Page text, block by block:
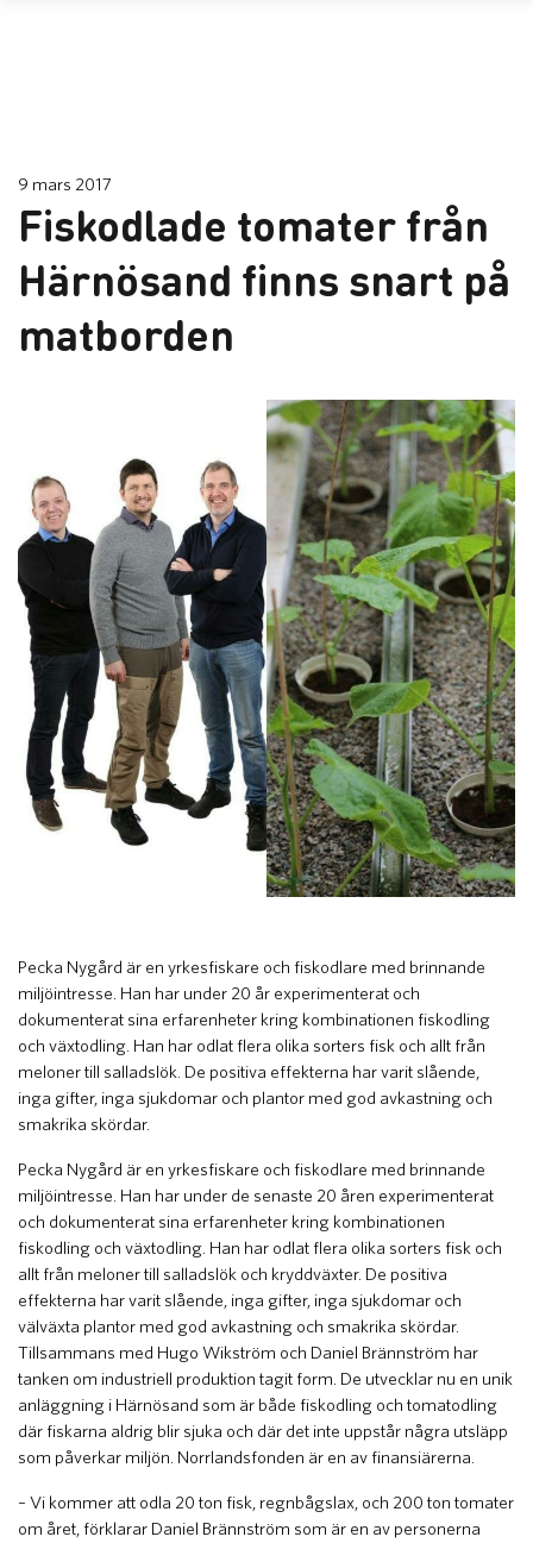
9 mars 2017
Fiskodlade tomater från
Härnösand finns snart på
matborden
​Pecka Nygård är en yrkesfiskare och fiskodlare med brinnande
miljöintresse. Han har under 20 år experimenterat och
dokumenterat sina erfarenheter kring kombinationen fiskodling
och växtodling. Han har odlat flera olika sorters fisk och allt från
meloner till salladslök. De positiva effekterna har varit slående,
inga gifter, inga sjukdomar och plantor med god avkastning och
smakrika skördar.
Pecka Nygård är en yrkesfiskare och fiskodlare med brinnande
miljöintresse. Han har under de senaste 20 åren experimenterat
och dokumenterat sina erfarenheter kring kombinationen
fiskodling och växtodling. Han har odlat flera olika sorters fisk och
allt från meloner till salladslök och kryddväxter. De positiva
effekterna har varit slående, inga gifter, inga sjukdomar och
välväxta plantor med god avkastning och smakrika skördar.
Tillsammans med Hugo Wikström och Daniel Brännström har
tanken om industriell produktion tagit form. De utvecklar nu en unik
anläggning i Härnösand som är både fiskodling och tomatodling
där fiskarna aldrig blir sjuka och där det inte uppstår några utsläpp
som påverkar miljön. Norrlandsfonden är en av finansiärerna.
– Vi kommer att odla 20 ton fisk, regnbågslax, och 200 ton tomater
om året, förklarar Daniel Brännström som är en av personerna